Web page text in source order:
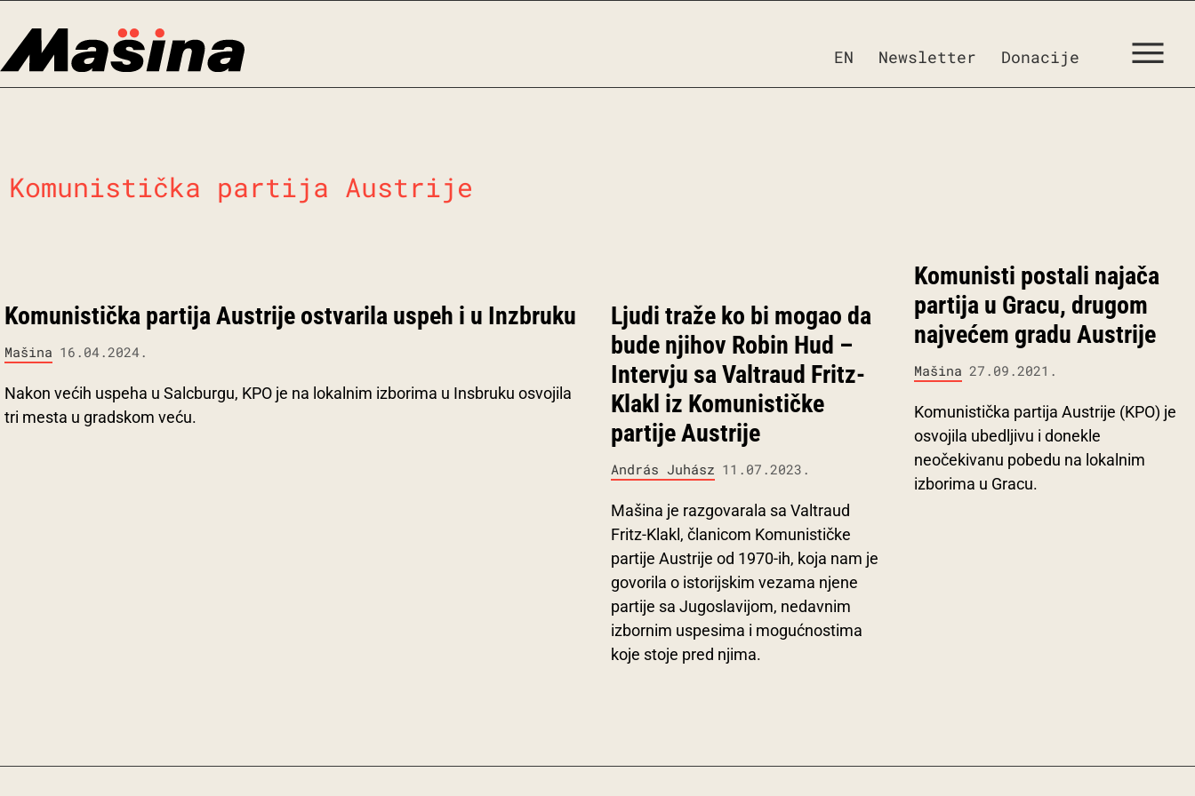
content
EN Newsletter Donacije
Komunistička partija Austrije
Komunistička partija Austrije ostvarila uspeh i u Inzbruku
Mašina 16.04.2024.
Nakon većih uspeha u Salcburgu, KPO je na lokalnim izborima u Insbruku osvojila
tri mesta u gradskom veću.
Ljudi traže ko bi mogao da
bude njihov Robin Hud –
Intervju sa Valtraud Fritz-
Klakl iz Komunističke
partije Austrije
András Juhász 11.07.2023.
Mašina je razgovarala sa Valtraud
Fritz-Klakl, članicom Komunističke
partije Austrije od 1970-ih, koja nam je
govorila o istorijskim vezama njene
partije sa Jugoslavijom, nedavnim
izbornim uspesima i mogućnostima
koje stoje pred njima.
Komunisti postali najača
partija u Gracu, drugom
najvećem gradu Austrije
Mašina 27.09.2021.
Komunistička partija Austrije (KPO) je
osvojila ubedljivu i donekle
neočekivanu pobedu na lokalnim
izborima u Gracu.